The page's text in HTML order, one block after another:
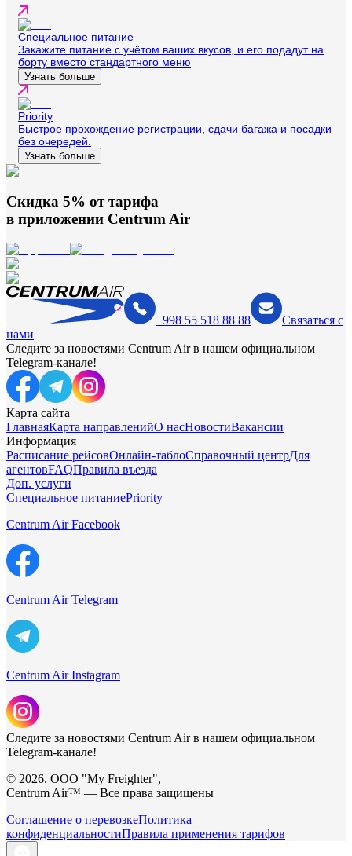
Специальное питание
Закажите питание с учётом ваших вкусов, и его подадут на
борту вместо стандартного меню
Узнать больше
Priority
Быстрое прохождение регистрации, сдачи багажа и посадки
без очередей.
Узнать больше
Скидка 5% от тарифа
в приложении Centrum Air
+998 55 518 88 88
Связаться с
нами
Следите за новостями Centrum Air в нашем официальном
Telegram-канале!
Карта сайта
ГлавнаяКарта направленийО насНовостиВакансии
Информация
Расписание рейсовОнлайн-таблоСправочный центрДля
агентовFAQПравила въезда
Доп. услуги
Специальное питаниеPriority
Centrum Air Facebook
Centrum Air Telegram
Centrum Air Instagram
Следите за новостями Centrum Air в нашем официальном
Telegram-канале!
© 2026. ООО "My Freighter",
Centrum Air™ — Все права защищены
Соглашение о перевозкеПолитика
конфиденциальностиПравила применения тарифов